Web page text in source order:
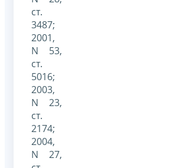
ст.
3487;
2001,
N 53,
ст.
5016;
2003,
N 23,
ст.
2174;
2004,
N 27,